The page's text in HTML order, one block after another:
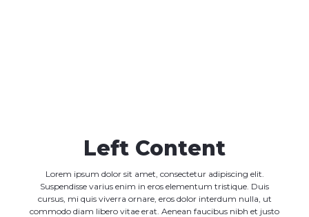
Left Content
Lorem ipsum dolor sit amet, consectetur adipiscing elit.
Suspendisse varius enim in eros elementum tristique. Duis
cursus, mi quis viverra ornare, eros dolor interdum nulla, ut
commodo diam libero vitae erat. Aenean faucibus nibh et justo